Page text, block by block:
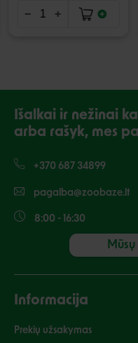
Išalkai ir nežinai
arba rašyk, mes
+370 687 34899
pagalba@zoobaze.lt
8:00 - 16:30
Informacija
Prekių užsakymas